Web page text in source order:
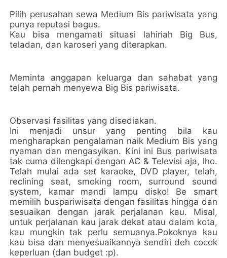
Pilih perusahan sewa Medium Bis pariwisata yang
punya reputasi bagus.
Kau bisa mengamati situasi lahiriah Big Bus,
teladan, dan karoseri yang diterapkan.
Meminta anggapan keluarga dan sahabat yang
telah pernah menyewa Big Bis pariwisata.
Observasi fasilitas yang disediakan.
Ini menjadi unsur yang penting bila kau
mengharapkan pengalaman naik Medium Bis yang
nyaman dan mengasyikan. Kini ini Bus pariwisata
tak cuma dilengkapi dengan AC & Televisi aja, lho.
Telah mulai ada set karaoke, DVD player, telah,
reclining seat, smoking room, surround sound
system, kamar mandi lampu disko! Be smart
memilih buspariwisata dengan fasilitas hingga dan
sesuaikan dengan jarak perjalanan kau. Misal,
untuk perjalanan kau jarak dekat atau dalam kota,
kau mungkin tak perlu semuanya.Pokoknya kau
kau bisa dan menyesuaikannya sendiri deh cocok
keperluan (dan budget :p).